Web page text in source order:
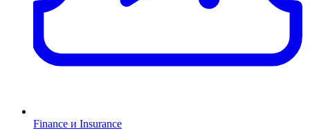
Finance и Insurance